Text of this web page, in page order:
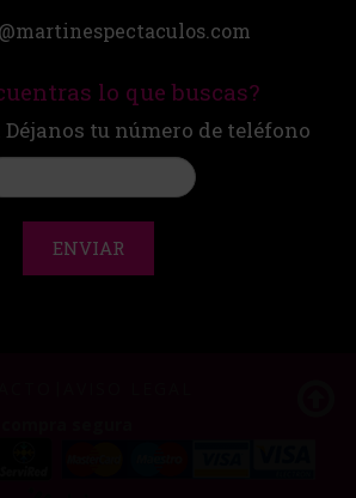
lo que buscas?
tu número de teléfono
ENVIAR